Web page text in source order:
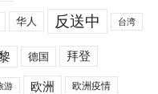
华人 反送中 台湾
德国 拜登
游 欧洲 欧洲疫情